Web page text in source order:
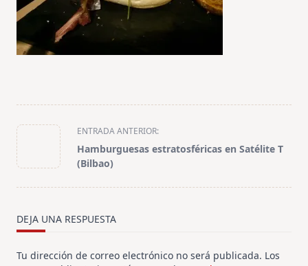
<span
class="nav-
subtitle
ENTRADA ANTERIOR:
Hamburguesas estratosféricas en Satélite T
(Bilbao)
DEJA UNA RESPUESTA
Tu dirección de correo electrónico no será publicada. Los